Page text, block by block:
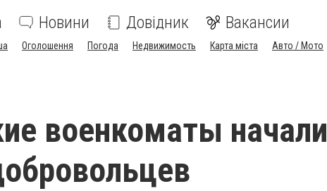
Новини Довідник Вакансии
Оголошення Погода Недвижимость Карта міста Авто / Мото
военкоматы начали